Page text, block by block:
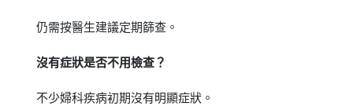
仍需按醫生建議定期篩查。
沒有症狀是否不用檢查？
不少婦科疾病初期沒有明顯症狀。